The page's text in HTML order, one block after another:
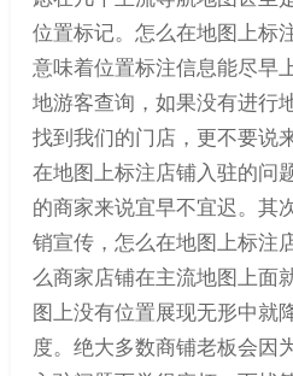
位置标记。怎么在地图上标
意味着位置标注信息能尽早
地游客查询，如果没有进行
找到我们的门店，更不要说
在地图上标注店铺入驻的问
的商家来说宜早不宜迟。其
销宣传，怎么在地图上标注
么商家店铺在主流地图上面
图上没有位置展现无形中就
度。绝大多数商铺老板会因